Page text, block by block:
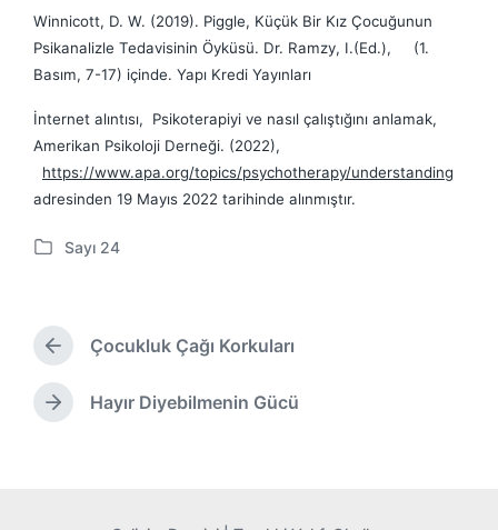
Winnicott, D. W. (2019). Piggle, Küçük Bir Kız Çocuğunun
Psikanalizle Tedavisinin Öyküsü. Dr. Ramzy, I.(Ed.), (1.
Basım, 7-17) içinde. Yapı Kredi Yayınları
İnternet alıntısı, Psikoterapiyi ve nasıl çalıştığını anlamak,
Amerikan Psikoloji Derneği. (2022),
https://www.apa.org/topics/psychotherapy/understanding
adresinden 19 Mayıs 2022 tarihinde alınmıştır.
P
e
i
n
Sayı 24
Ö
n
c
e
Çocukluk Çağı Korkuları
S
Hayır Diyebilmenin Gücü